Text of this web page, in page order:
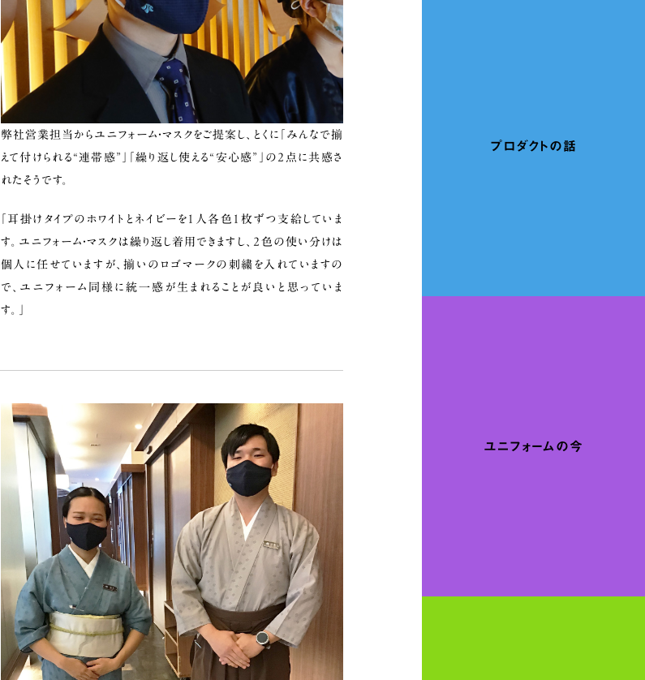
プロダクトの話
ユニフォームの今
弊社営業担当からユニフォーム・マスクをご提案し、とくに「みんなで揃
えて付けられる“連帯感”」「繰り返し使える“安心感”」の2点に共感さ
れたそうです。
「耳掛けタイプのホワイトとネイビーを1人各色1枚ずつ支給していま
す。ユニフォーム・マスクは繰り返し着用できますし、2色の使い分けは
個人に任せていますが、揃いのロゴマークの刺繍を入れていますの
で、ユニフォーム同様に統一感が生まれることが良いと思っていま
す。」